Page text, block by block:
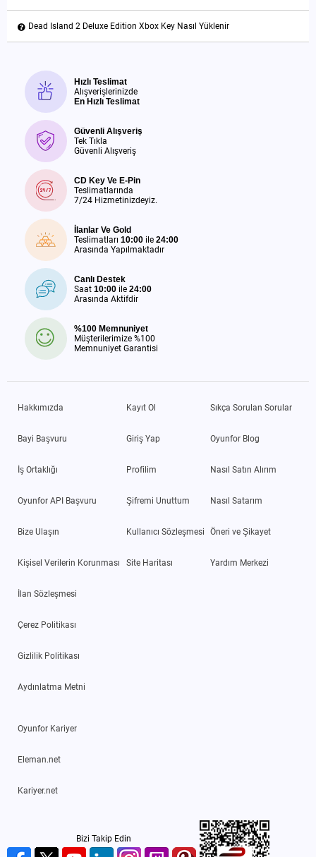
Dead Island 2 Deluxe Edition Xbox Key Nasıl Yüklenir
Hızlı Teslimat
Alışverişlerinizde
En Hızlı Teslimat
Güvenli Alışveriş
Tek Tıkla
Güvenli Alışveriş
CD Key Ve E-Pin
Teslimatlarında
7/24 Hizmetinizdeyiz.
İlanlar Ve Gold
Teslimatları 10:00 ile 24:00
Arasında Yapılmaktadır
Canlı Destek
Saat 10:00 ile 24:00
Arasında Aktifdir
%100 Memnuniyet
Müşterilerimize %100
Memnuniyet Garantisi
Hakkımızda
Bayi Başvuru
İş Ortaklığı
Oyunfor API Başvuru
Bize Ulaşın
Kişisel Verilerin Korunması
İlan Sözleşmesi
Çerez Politikası
Gizlilik Politikası
Aydınlatma Metni
Kayıt Ol
Giriş Yap
Profilim
Şifremi Unuttum
Kullanıcı Sözleşmesi
Site Haritası
Sıkça Sorulan Sorular
Oyunfor Blog
Nasıl Satın Alırım
Nasıl Satarım
Öneri ve Şikayet
Yardım Merkezi
Oyunfor Kariyer
Eleman.net
Kariyer.net
Bizi Takip Edin